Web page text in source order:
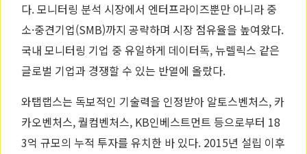
다. 모니터링 분석 시장에서 엔터프라이즈뿐만 아니라 중
소·중견기업(SMB)까지 공략하며 시장 점유율을 높여왔다.
국내 모니터링 기업 중 유일하게 데이터독, 뉴렐릭스 같은
글로벌 기업과 경쟁할 수 있는 반열에 올랐다.
와탭랩스는 독보적인 기술력을 인정받아 알토스벤처스, 카
카오벤처스, 퀄컴벤처스, KB인베스트먼트 등으로부터 18
3억 규모의 누적 투자를 유치한 바 있다. 2015년 설립 이후